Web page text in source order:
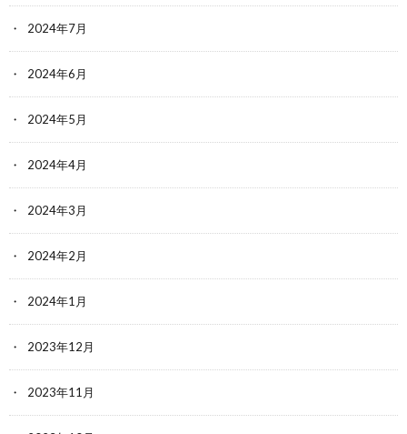
2024年7月
2024年6月
2024年5月
2024年4月
2024年3月
2024年2月
2024年1月
2023年12月
2023年11月